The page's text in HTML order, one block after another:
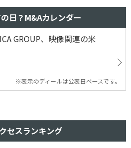
日？M&Aカレンダー
GROUP、映像関連の米
※表示のディールは公表日ベースです。
セスランキング